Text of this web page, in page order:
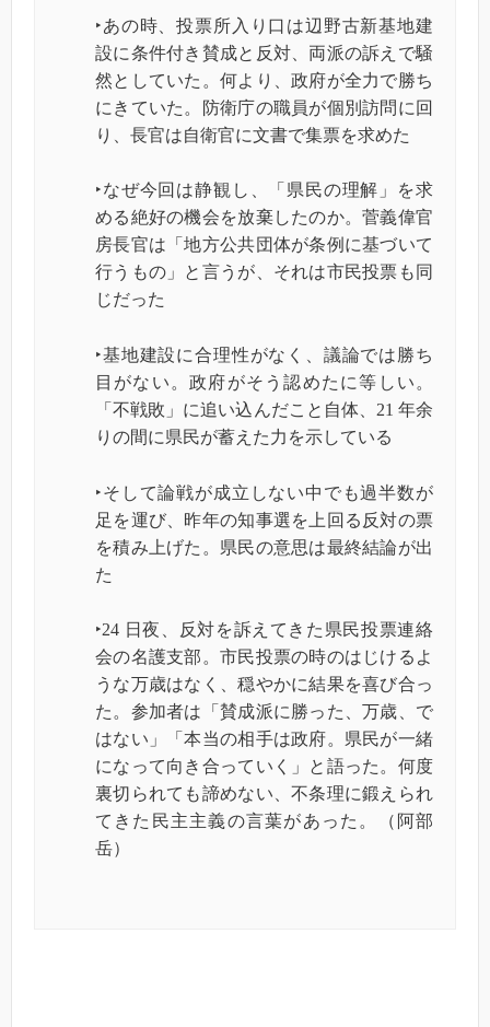
‣あの時、投票所入り口は辺野古新基地建
設に条件付き賛成と反対、両派の訴えで騒
然としていた。何より、政府が全力で勝ち
にきていた。防衛庁の職員が個別訪問に回
り、長官は自衛官に文書で集票を求めた
‣なぜ今回は静観し、「県民の理解」を求
める絶好の機会を放棄したのか。菅義偉官
房長官は「地方公共団体が条例に基づいて
行うもの」と言うが、それは市民投票も同
じだった
‣基地建設に合理性がなく、議論では勝ち
目がない。政府がそう認めたに等しい。
「不戦敗」に追い込んだこと自体、21 年余
りの間に県民が蓄えた力を示している
‣そして論戦が成立しない中でも過半数が
足を運び、昨年の知事選を上回る反対の票
を積み上げた。県民の意思は最終結論が出
た
‣24 日夜、反対を訴えてきた県民投票連絡
会の名護支部。市民投票の時のはじけるよ
うな万歳はなく、穏やかに結果を喜び合っ
た。参加者は「賛成派に勝った、万歳、で
はない」「本当の相手は政府。県民が一緒
になって向き合っていく」と語った。何度
裏切られても諦めない、不条理に鍛えられ
てきた民主主義の言葉があった。（阿部
岳）